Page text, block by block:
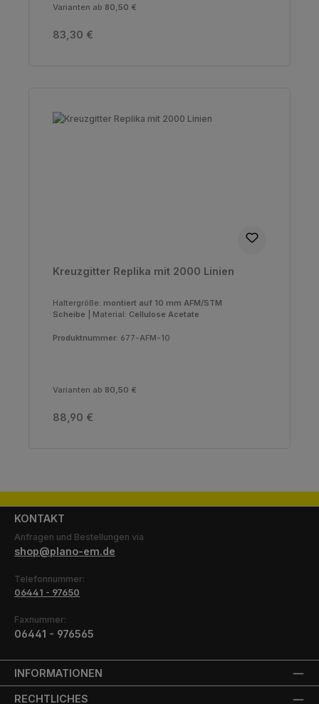
Varianten ab 80,50 €
Regulärer Preis:
83,30 €
Kreuzgitter Replika mit 2000 Linien
Haltergröße: montiert auf 10 mm AFM/STM
Scheibe
Material: Cellulose Acetate
Produktnummer: 677-AFM-10
Varianten ab 80,50 €
Regulärer Preis:
88,90 €
KONTAKT
Anfragen und Bestellungen via
shop@plano-em.de
Telefonnummer:
06441 - 97650
Faxnummer:
06441 - 976565
INFORMATIONEN
RECHTLICHES